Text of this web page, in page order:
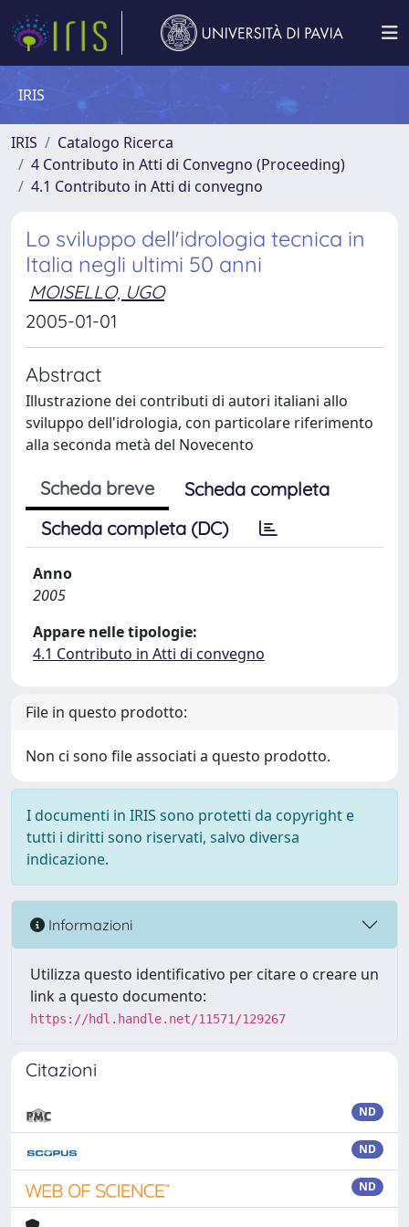
IRIS
IRIS
Catalogo Ricerca
4 Contributo in Atti di Convegno (Proceeding)
4.1 Contributo in Atti di convegno
Lo sviluppo dell'idrologia tecnica in
Italia negli ultimi 50 anni
MOISELLO, UGO
2005-01-01
Abstract
Illustrazione dei contributi di autori italiani allo
sviluppo dell'idrologia, con particolare riferimento
alla seconda metà del Novecento
Scheda breve
Scheda completa
Scheda completa (DC)
Anno
2005
Appare nelle tipologie:
4.1 Contributo in Atti di convegno
File in questo prodotto:
Non ci sono file associati a questo prodotto.
I documenti in IRIS sono protetti da copyright e
tutti i diritti sono riservati, salvo diversa
indicazione.
Informazioni
Utilizza questo identificativo per citare o creare un
link a questo documento:
https://hdl.handle.net/11571/129267
Citazioni
ND
ND
ND